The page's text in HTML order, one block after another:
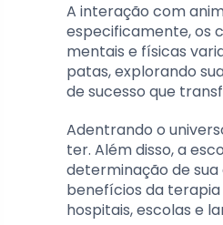
A interação com
especificamente, os
mentais e físicas
patas, explorando
de sucesso que
Adentrando o
ter. Além disso, a
determinação de
benefícios da terapia
hospitais, escolas e